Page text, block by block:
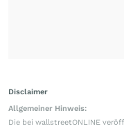
Disclaimer
Allgemeiner Hinweis:
Die bei wallstreetONLINE